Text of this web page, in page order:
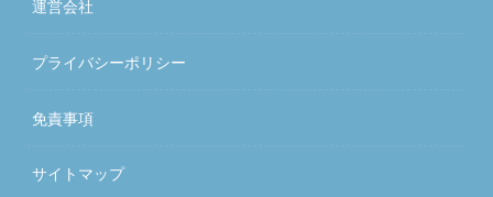
運営会社
プライバシーポリシー
免責事項
サイトマップ